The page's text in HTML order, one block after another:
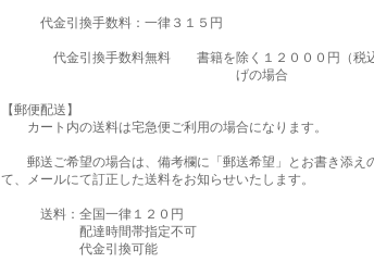
代金引換手数料：一律３１５円
代金引換手数料無料 書籍を除く１２０００円（税込
げの場合
【郵便配送】
カート内の送料は宅急便ご利用の場合になります。
郵送ご希望の場合は、備考欄に「郵送希望」とお書き添え
て、メールにて訂正した送料をお知らせいたします。
送料：全国一律１２０円
配達時間帯指定不可
代金引換可能